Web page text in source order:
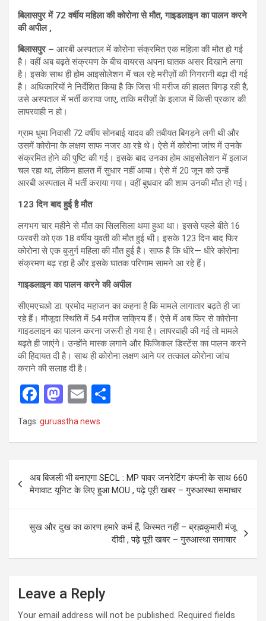
बिलासपुर में 72 वर्षीय महिला की कोरोना से मौत, गाइडलाइन का पालन करने
की अपील ,
बिलासपुर – आरबी अस्पताल में कोरोना संक्रमित एक महिला की मौत हो गई
है। वहीं अब बढ़ते संक्रमण के बीच वायरस अपना घातक असर दिखाने लगा
है। इसके साथ ही होम आइसोलेशन में चल रहे मरीज़ों की निगरानी बढ़ा दी गई
है। अधिकारियों ने निर्देशित किया है कि जिस भी मरीज की हालत बिगड़ रही है,
उसे अस्पताल में भर्ती कराया जाए, ताकि मरीज़ों के इलाज में किसी प्रकार की
लापरवाही न हो।
ग्राम धुमा निवासी 72 वर्षीय सोनबाई यादव की तबीयत बिगड़ने लगी थी और
उसमें कोरोना के लक्षण साफ नजर आ रहे थे। ऐसे में कोरोना जांच में उनके
संक्रमित होने की पुष्टि की गई। इसके बाद उनका होम आइसोलेशन में इलाज
चल रहा था, लेकिन हालत में सुधार नहीं आया। ऐसे में 20 जून को उन्हें
आरबी अस्पताल में भर्ती कराया गया। वहीं बुधवार की शाम उनकी मौत हो गई।
123 दिन बाद हुई है मौत
लगभग चार महीने से मौत का सिलसिला थमा हुआ था। इससे पहले बीते 16
फरवरी को एक 18 वर्षीय युवती की मौत हुई थी। इसके 123 दिन बाद फिर
कोरोना से एक बुजुर्ग महिला की मौत हुई है। साफ है कि धीरे— धीरे कोरोना
संक्रमण बढ़ रहा है और इसके घातक परिणाम सामने आ रहे हैं।
गाइडलाइन का पालन करने की अपील
सीएमएचओ डा. प्रमोद महाजन का कहना है कि मामले लागातार बढ़ते ही जा
रहे हैं। मौजूदा स्थिति में 54 मरीज सक्रिय हैं। ऐसे में अब फिर से कोरोना
गाइडलाइन का पालन करना जरूरी हो गया है। लापरवाही की गई तो मामले
बढ़ते ही जाएंगे। उन्होंने मास्क लगाने और फिजिकल डिस्टेंस का पालन करने
की हिदायत दी है। साथ ही कोरोना लक्षण आने पर तत्काल कोरोना जांच
कराने की सलाह दी है।
F
ce
o
o
k
M
a
st
d
o
n
E
ail
Tags: guruastha news
navigation
अब बिजली भी बनाएगा SECL : MP पावर जनरेटिंग कंपनी के साथ 660
मेगावाट यूनिट के लिए हुआ MOU , पढ़े पूरी खबर – गुरुआस्था समाचार
सुख और दुख का कारण हमारे कर्म हैं, किस्मत नहीं – ब्रह्मकुमारी मंजू
दीदी , पढ़े पूरी खबर – गुरुआस्था समाचार
Leave a Reply
Your email address will not be published. Required fields